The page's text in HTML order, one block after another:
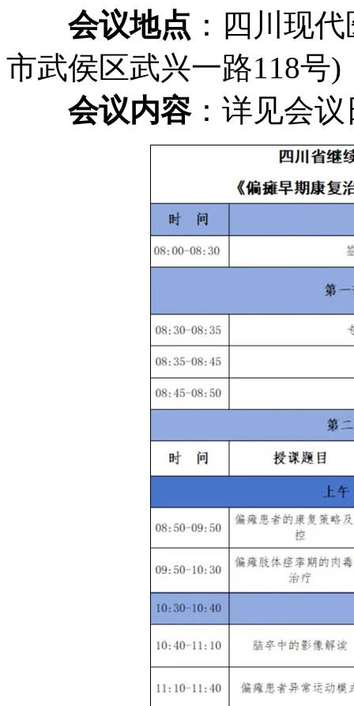
会议地点 ：四川现
市武侯区武兴一路118号)
会议内容：详见会议